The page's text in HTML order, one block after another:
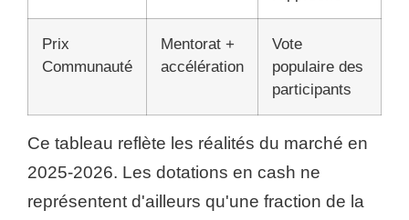
Prix
Communauté
Mentorat +
accélération
Vote
populaire des
participants
Ce tableau reflète les réalités du marché en
2025-2026. Les dotations en cash ne
représentent d'ailleurs qu'une fraction de la